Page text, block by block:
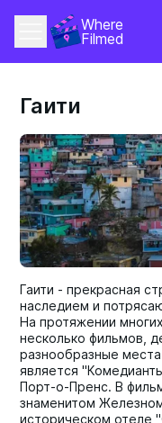
Where
Filmed
Гаити
Гаити - прекрасная
наследием и
На протяжении
несколько фильмов,
разнообразные
является
Порт-о-Пренс. В
знаменитом
историческом отеле